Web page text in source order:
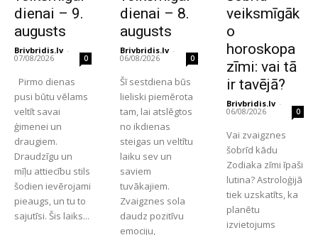
dienai – 9.
augusts
Brivbridis.lv -
07/08/2026 0
pusi būtu vēlams
veltīt savai
ģimenei un
draugiem.
Draudzīgu un
mīļu attiecību stils
šodien ievērojami
pieaugs, un tu to
sajutīsi. Šis laiks...
dienai – 8.
augusts
Brivbridis.lv -
06/08/2026 0
Šī sestdiena būs
lieliski piemērota
tam, lai atslēgtos
no ikdienas
steigas un veltītu
laiku sev un
saviem
tuvākajiem.
Zvaigznes sola
daudz pozitīvu
emociju,
veiksmīgāk
o
horoskopa
zīmi: vai tā
ir tavējā?
Brivbridis.lv -
06/08/2026 0
Vai zvaigznes
šobrīd kādu
Zodiaka zīmi īpaši
lutina? Astroloģijā
tiek uzskatīts, ka
planētu
izvietojums